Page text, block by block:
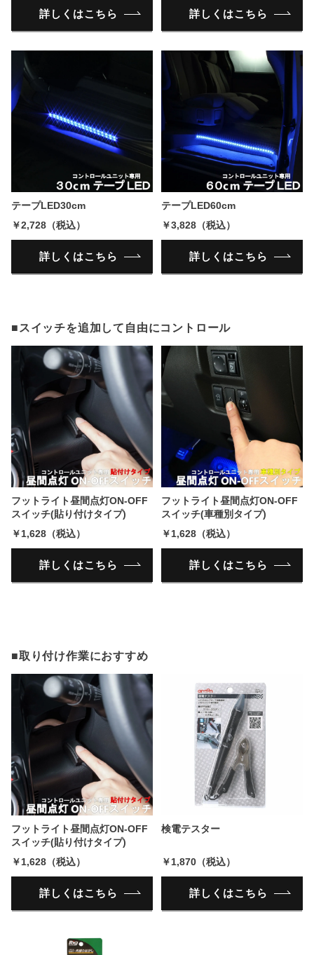
詳しくはこちら 詳しくはこちら
テープLED30cm
￥2,728（税込）
詳しくはこちら
テープLED60cm
￥3,828（税込）
詳しくはこちら
■スイッチを追加して自由にコントロール
フットライト昼間点灯ON-OFF
スイッチ(貼り付けタイプ)
￥1,628（税込）
詳しくはこちら
フットライト昼間点灯ON-OFF
スイッチ(車種別タイプ)
￥1,628（税込）
詳しくはこちら
■取り付け作業におすすめ
フットライト昼間点灯ON-OFF
スイッチ(貼り付けタイプ)
￥1,628（税込）
詳しくはこちら
検電テスター
￥1,870（税込）
詳しくはこちら